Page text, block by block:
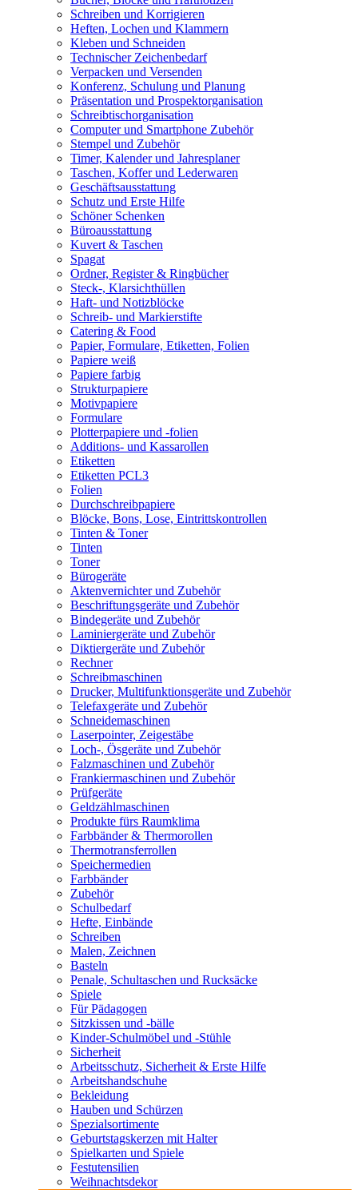
Schreiben und Korrigieren
Heften, Lochen und Klammern
Kleben und Schneiden
Technischer Zeichenbedarf
Verpacken und Versenden
Konferenz, Schulung und Planung
Präsentation und Prospektorganisation
Schreibtischorganisation
Computer und Smartphone Zubehör
Stempel und Zubehör
Timer, Kalender und Jahresplaner
Taschen, Koffer und Lederwaren
Geschäftsausstattung
Schutz und Erste Hilfe
Schöner Schenken
Büroausstattung
Kuvert & Taschen
Spagat
Ordner, Register & Ringbücher
Steck-, Klarsichthüllen
Haft- und Notizblöcke
Schreib- und Markierstifte
Catering & Food
Papier, Formulare, Etiketten, Folien
Papiere weiß
Papiere farbig
Strukturpapiere
Motivpapiere
Formulare
Plotterpapiere und -folien
Additions- und Kassarollen
Etiketten
Etiketten PCL3
Folien
Durchschreibpapiere
Blöcke, Bons, Lose, Eintrittskontrollen
Tinten & Toner
Tinten
Toner
Bürogeräte
Aktenvernichter und Zubehör
Beschriftungsgeräte und Zubehör
Bindegeräte und Zubehör
Laminiergeräte und Zubehör
Diktiergeräte und Zubehör
Rechner
Schreibmaschinen
Drucker, Multifunktionsgeräte und Zubehör
Telefaxgeräte und Zubehör
Schneidemaschinen
Laserpointer, Zeigestäbe
Loch-, Ösgeräte und Zubehör
Falzmaschinen und Zubehör
Frankiermaschinen und Zubehör
Prüfgeräte
Geldzählmaschinen
Produkte fürs Raumklima
Farbbänder & Thermorollen
Thermotransferrollen
Speichermedien
Farbbänder
Zubehör
Schulbedarf
Hefte, Einbände
Schreiben
Malen, Zeichnen
Basteln
Penale, Schultaschen und Rucksäcke
Spiele
Für Pädagogen
Sitzkissen und -bälle
Kinder-Schulmöbel und -Stühle
Sicherheit
Arbeitsschutz, Sicherheit & Erste Hilfe
Arbeitshandschuhe
Bekleidung
Hauben und Schürzen
Spezialsortimente
Geburtstagskerzen mit Halter
Spielkarten und Spiele
Festutensilien
Weihnachtsdekor